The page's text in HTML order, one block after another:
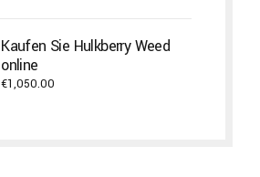
through
Kaufen Sie Hulkberry Weed
online
€1,050.00